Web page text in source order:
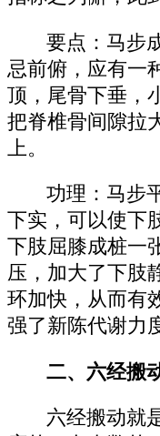
要点：马步
忌前俯，应有一
顶，尾骨下垂，
把脊椎骨间隙拉
上。
功理：马步
下实，可以使下
下肢屈膝成桩一
压，加大了下肢
环加快，从而有
强了新陈代谢力
二、六经搬
六经搬动就